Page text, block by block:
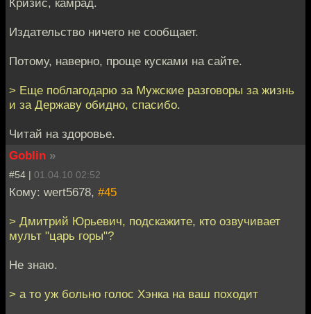
Издательство ничего не сообщает.
Потому, наверно, проще кусками на сайте.
> Еще поблагодарю за Мужские разговоры за жизнь
и за Державу обидно, спасибо.
Читай на здоровье.
Goblin »
#54 | 01.04.10 02:52
Кому: wert5678, #45
> Дмитрий Юрьевич, подскажите, кто озвучивает
мульт "царь горы"?
Не знаю.
> а то уж больно голос Хэнка на ваш походит